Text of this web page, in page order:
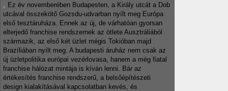
Ez év novemberében Budapesten, a Király utcát a Dob
utcával összekötő Gozsdu-udvarban nyílt meg Európa
első tesztáruháza. Ennek az új, de várhatóan gyorsan
elterjedő franchise rendszernek az ötlete Ausztráliából
származik, az első két üzlet mégis Tokióban majd
Brazíliában nyílt meg. A budapesti áruház nem csak az
új üzletpolitika európai vezérlovasa, hanem a még fiatal
franchise hálózat mintája is kíván lenni. Bár az
értékesítés franchise rendszerű, a belsőépítészeti
design kialakításával kapcsolatban kevés, és